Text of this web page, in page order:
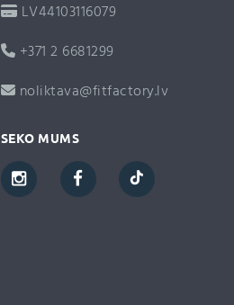
LV44103116079
+371 2 6681299
noliktava@fitfactory.lv
SEKO MUMS